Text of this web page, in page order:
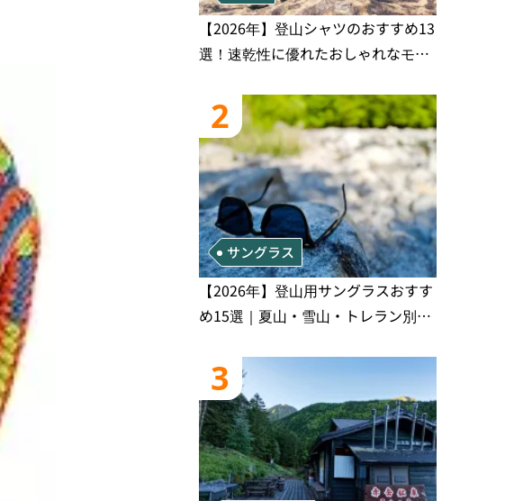
【2026年】登山シャツのおすすめ13
選！速乾性に優れたおしゃれなモデ
2
サングラス
【2026年】登山用サングラスおすす
め15選｜夏山・雪山・トレラン別、
3